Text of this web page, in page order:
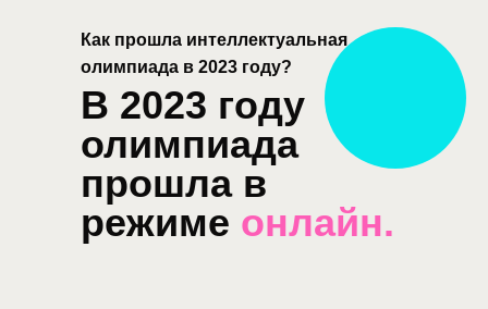
Как прошла интеллектуальная
олимпиада в 2023 году?
В 2023 году
олимпиада
прошла в
режиме онлайн.